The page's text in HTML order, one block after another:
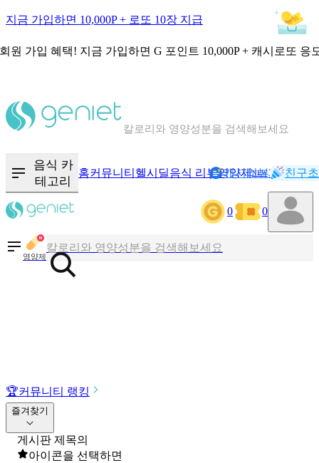
지금 가입하면 10,000P + 로또 10장 지급
원 가입 혜택! 지금 가입하면 G 포인트 10,000P + 캐시로또 응
혈당 · 다이어트 음식 검색해보세요
음식 카
테고리
홈커뮤니티 헬시딜음식 리뷰영양제NEW기록
캐시리뷰 친구
0 0
영양제
칼로리와 영양성분을 검색해보세요
혈당 · 다이어트 음식 검색해보세요
음식 · 영양제 리뷰를 찾아보세요
🏆커뮤니티 랭킹
즐겨찾기
게시판 제목의
아이콘을 선택하면